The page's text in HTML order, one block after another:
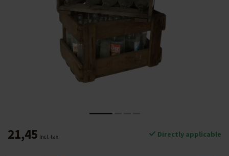
21,45 Incl. tax Directly applicable